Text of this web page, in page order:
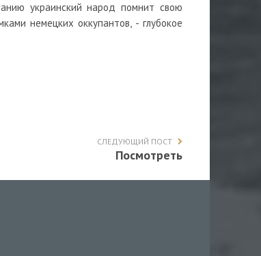
украинский народ помнит свою
немецких оккупантов, - глубокое
СЛЕДУЮЩИЙ ПОСТ
Посмотреть